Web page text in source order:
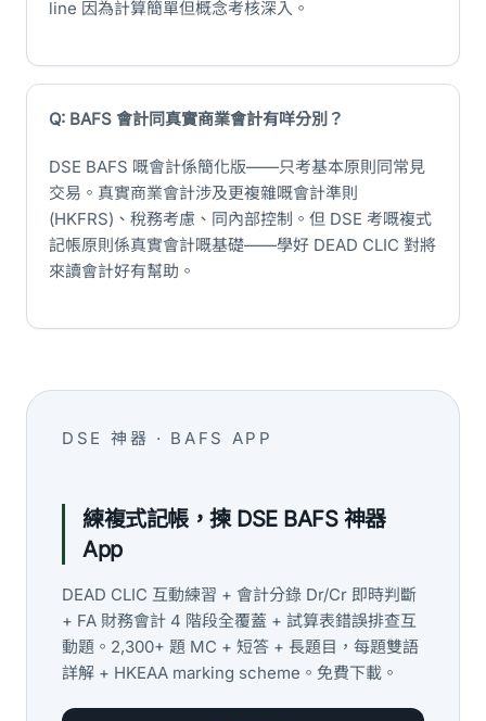
line 因為計算簡單但概念考核深入。
Q: BAFS 會計同真實商業會計有咩分別？
DSE BAFS 嘅會計係簡化版——只考基本原則同常見
交易。真實商業會計涉及更複雜嘅會計準則
(HKFRS)、稅務考慮、同內部控制。但 DSE 考嘅複式
記帳原則係真實會計嘅基礎——學好 DEAD CLIC 對將
來讀會計好有幫助。
DSE 神器 · BAFS APP
練複式記帳，揀 DSE BAFS 神器
App
DEAD CLIC 互動練習 + 會計分錄 Dr/Cr 即時判斷
+ FA 財務會計 4 階段全覆蓋 + 試算表錯誤排查互
動題。2,300+ 題 MC + 短答 + 長題目，每題雙語
詳解 + HKEAA marking scheme。免費下載。